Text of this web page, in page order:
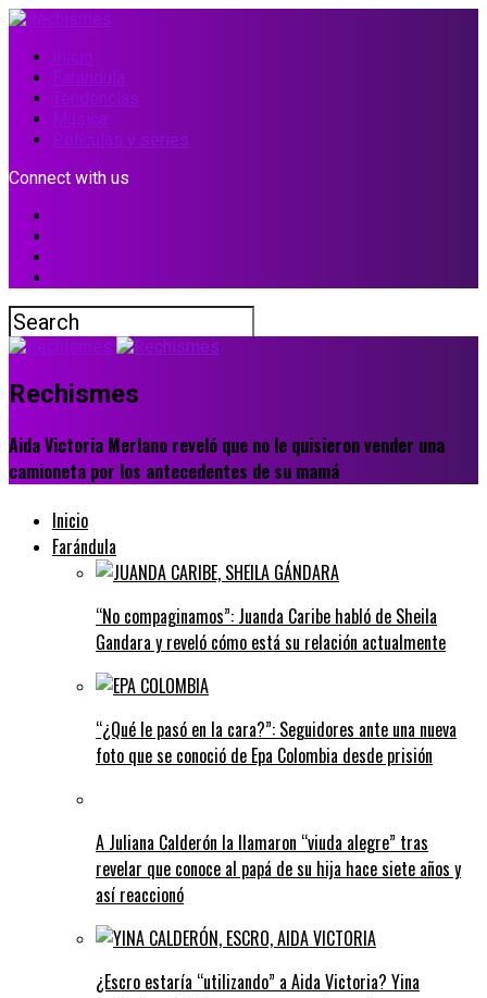
Inicio
Farándula
Tendencias
Música
Películas y series
Connect with us
Rechismes
Aida Victoria Merlano reveló que no le quisieron vender una
camioneta por los antecedentes de su mamá
Inicio
Farándula
“No compaginamos”: Juanda Caribe habló de Sheila
Gandara y reveló cómo está su relación actualmente
“¿Qué le pasó en la cara?”: Seguidores ante una nueva
foto que se conoció de Epa Colombia desde prisión
A Juliana Calderón la llamaron “viuda alegre” tras
revelar que conoce al papá de su hija hace siete años y
así reaccionó
¿Escro estaría “utilizando” a Aida Victoria? Yina